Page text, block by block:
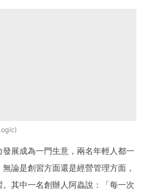
展成為一門生意，兩名年輕人都一
論是創習方面還是經營管理方面，
其中一名創辦人阿蟲說：「每一次